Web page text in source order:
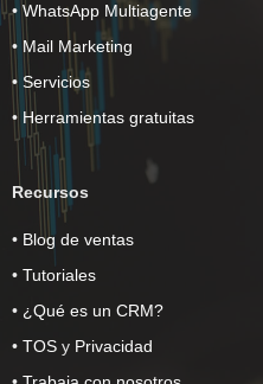
• WhatsApp Multiagente
• Mail Marketing
• Servicios
• Herramientas gratuitas
Recursos
• Blog de ventas
• Tutoriales
• ¿Qué es un CRM?
• TOS y Privacidad